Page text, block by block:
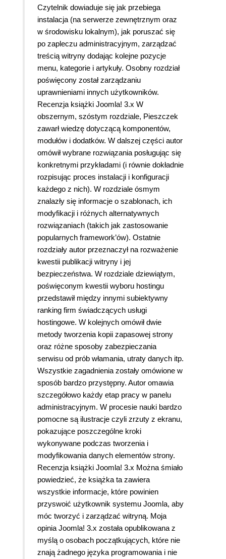
Czytelnik dowiaduje się jak przebiega
instalacja (na serwerze zewnętrznym oraz
w środowisku lokalnym), jak poruszać się
po zapleczu administracyjnym, zarządzać
treścią witryny dodając kolejne pozycje
menu, kategorie i artykuły. Osobny rozdział
poświęcony został zarządzaniu
uprawnieniami innych użytkowników.
Recenzja książki Joomla! 3.x W
obszernym, szóstym rozdziale, Pieszczek
zawarł wiedzę dotyczącą komponentów,
modułów i dodatków. W dalszej części autor
omówił wybrane rozwiązania posługując się
konkretnymi przykładami (i równie dokładnie
rozpisując proces instalacji i konfiguracji
każdego z nich). W rozdziale ósmym
znalazły się informacje o szablonach, ich
modyfikacji i różnych alternatywnych
rozwiązaniach (takich jak zastosowanie
popularnych framework’ów). Ostatnie
rozdziały autor przeznaczył na rozważenie
kwestii publikacji witryny i jej
bezpieczeństwa. W rozdziale dziewiątym,
poświęconym kwestii wyboru hostingu
przedstawił między innymi subiektywny
ranking firm świadczących usługi
hostingowe. W kolejnych omówił dwie
metody tworzenia kopii zapasowej strony
oraz różne sposoby zabezpieczania
serwisu od prób włamania, utraty danych itp.
Wszystkie zagadnienia zostały omówione w
sposób bardzo przystępny. Autor omawia
szczegółowo każdy etap pracy w panelu
administracyjnym. W procesie nauki bardzo
pomocne są ilustracje czyli zrzuty z ekranu,
pokazujące poszczególne kroki
wykonywane podczas tworzenia i
modyfikowania danych elementów strony.
Recenzja książki Joomla! 3.x Można śmiało
powiedzieć, że książka ta zawiera
wszystkie informacje, które powinien
przyswoić użytkownik systemu Joomla, aby
móc tworzyć i zarządzać witryną. Moja
opinia Joomla! 3.x została opublikowana z
myślą o osobach początkujących, które nie
znają żadnego języka programowania i nie